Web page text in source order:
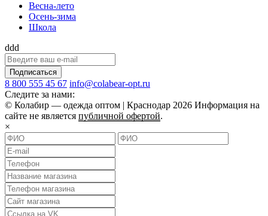
Весна-лето
Осень-зима
Школа
ddd
Подписаться
8 800 555 45 67 info@colabear-opt.ru
Следите за нами:
© Колабир — одежда оптом | Краснодар 2026 Информация на
сайте не является публичной офертой.
×